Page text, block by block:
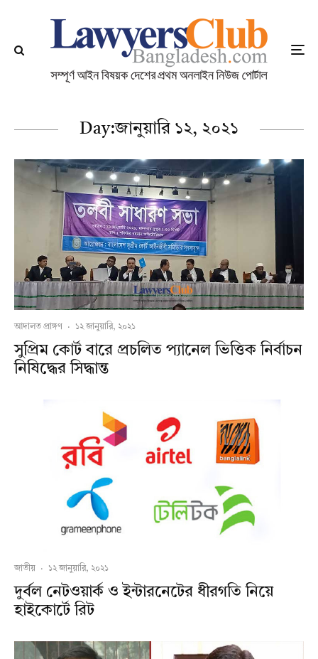
Day:জানুয়ারি ১২, ২০২১
আদালত প্রাঙ্গণ · ১২ জানুয়ারি, ২০২১
সুপ্রিম কোর্ট বারে প্রচলিত প্যানেল ভিত্তিক নির্বাচন
নিষিদ্ধের সিদ্ধান্ত
জাতীয় · ১২ জানুয়ারি, ২০২১
দুর্বল নেটওয়ার্ক ও ইন্টারনেটের ধীরগতি নিয়ে
হাইকোর্টে রিট